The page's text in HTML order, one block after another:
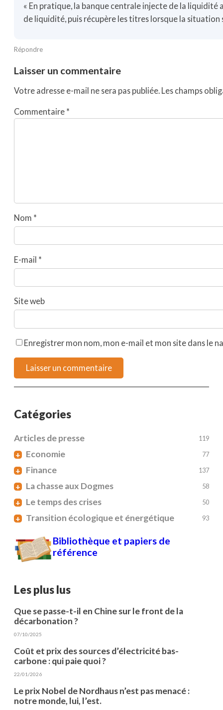
« En pratique, la banque centrale injecte de la
de liquidité, puis récupère les titres lorsque la situation
Répondre
Laisser un commentaire
Votre adresse e-mail ne sera pas publiée. Les champs
Commentaire *
Nom *
E-mail *
Site web
Enregistrer mon nom, mon e-mail et mon site dans le
Catégories
Articles de presse 119
+ Economie 77
+ Finance 137
+ La chasse aux Dogmes 58
+ Le temps des crises 50
+ Transition écologique et énergétique 93
Bibliothèque et papiers de
référence
Les plus lus
Que se passe-t-il en Chine sur le front de la
décarbonation ?
07/10/2025
Coût et prix des sources d’électricité bas-
carbone : qui paie quoi ?
22/01/2026
Le prix Nobel de Nordhaus n’est pas menacé :
notre monde, lui, l’est.